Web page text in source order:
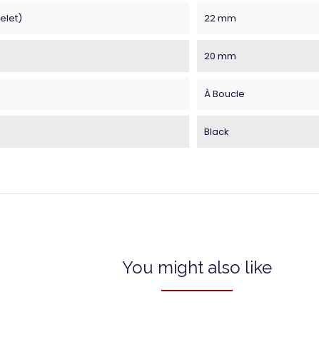
22 mm
20 mm
À Boucle
Black
You might also like